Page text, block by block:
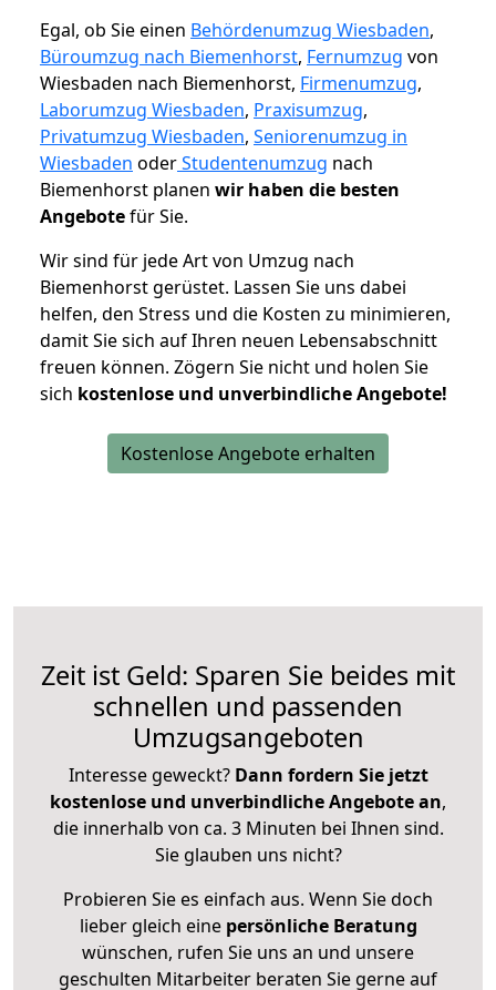
Egal, ob Sie einen Behördenumzug Wiesbaden,
Büroumzug nach Biemenhorst, Fernumzug von
Wiesbaden nach Biemenhorst, Firmenumzug,
Laborumzug Wiesbaden, Praxisumzug,
Privatumzug Wiesbaden, Seniorenumzug in
Wiesbaden oderStudentenumzug nach
Biemenhorst planen wir haben die besten
Angebotefür Sie.
Wir sind für jede Art von Umzug nach
Biemenhorst gerüstet. Lassen Sie uns dabei
helfen, den Stress und die Kosten zu minimieren,
damit Sie sich auf Ihren neuen Lebensabschnitt
freuen können. Zögern Sie nicht und holen Sie
sich kostenlose und unverbindliche Angebote!
Kostenlose Angebote erhalten
Zeit ist Geld: Sparen Sie beides mit
schnellen und passenden
Umzugsangeboten
Interesse geweckt? Dann fordern Sie jetzt
kostenlose und unverbindliche Angebote an,
die innerhalb von ca. 3 Minuten bei Ihnen sind.
Sie glauben uns nicht?
Probieren Sie es einfach aus. Wenn Sie doch
lieber gleich eine persönliche Beratung
wünschen, rufen Sie uns an und unsere
geschulten Mitarbeiter beraten Sie gerne auf